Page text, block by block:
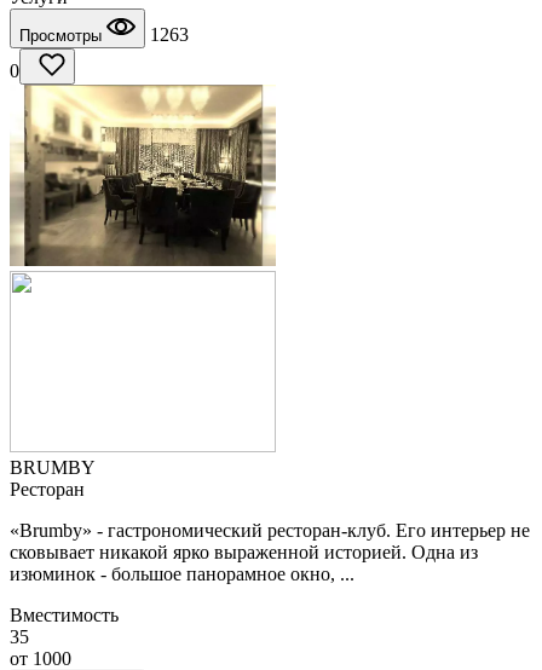
Просмотры
1263
0
BRUMBY
Ресторан
«Brumby» - гастрономический ресторан-клуб. Его интерьер не
сковывает никакой ярко выраженной историей. Одна из
изюминок - большое панорамное окно, ...
Вместимость
35
от 1000